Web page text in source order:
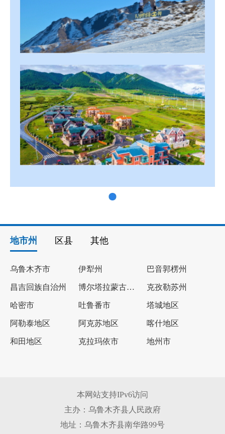
地市州 区县 其他
乌鲁木齐市 伊犁州 巴音郭楞州
昌吉回族自治州 博尔塔拉蒙古自治州 克孜勒苏州
哈密市 吐鲁番市 塔城地区
阿勒泰地区 阿克苏地区 喀什地区
和田地区 克拉玛依市 地州市
本网站支持IPv6访问
主办：乌鲁木齐县人民政府
地址：乌鲁木齐县南华路99号